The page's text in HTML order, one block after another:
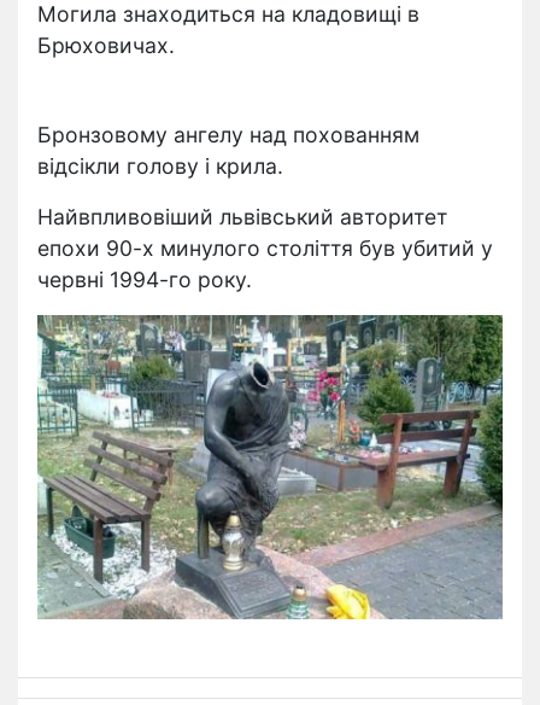
Могила знаходиться на кладовищі в
Брюховичах.
Бронзовому ангелу над похованням
відсікли голову і крила.
Найвпливовіший львівський авторитет
епохи 90-х минулого століття був убитий у
червні 1994-го року.